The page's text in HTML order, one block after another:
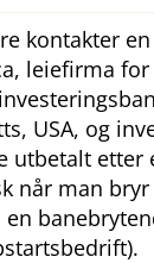
kontakter
leiefirma
USA, og
utbetalt etter
når man bryr
en